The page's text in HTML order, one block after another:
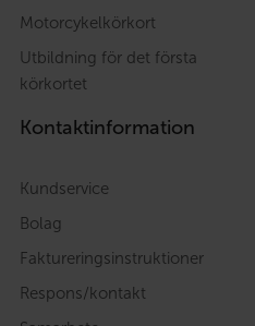
Motorcykelkörkort
Utbildning för det första
körkortet
Kontaktinformation
Kundservice
Bolag
Faktureringsinstruktioner
Respons/kontakt